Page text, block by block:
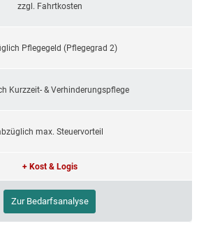
zzgl. Fahrtkosten
Pflegegeld (Pflegegrad 2)
Kurzzeit- & Verhinderungspflege
max. Steuervorteil
+ Kost & Logis
Zur Bedarfsanalyse